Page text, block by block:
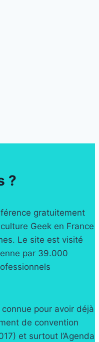
?
gratuitement
Geek en France
Le site est visité
par 39.000
connue pour avoir déjà
de convention
et surtout l’Agenda